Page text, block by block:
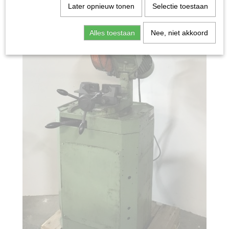
Later opnieuw tonen Selectie toestaan
Alles toestaan Nee, niet akkoord